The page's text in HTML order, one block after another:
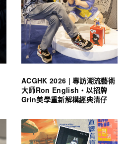
ACGHK 2026 | 專訪潮流藝術
大師Ron English・以招牌
Grin美學重新解構經典清仔